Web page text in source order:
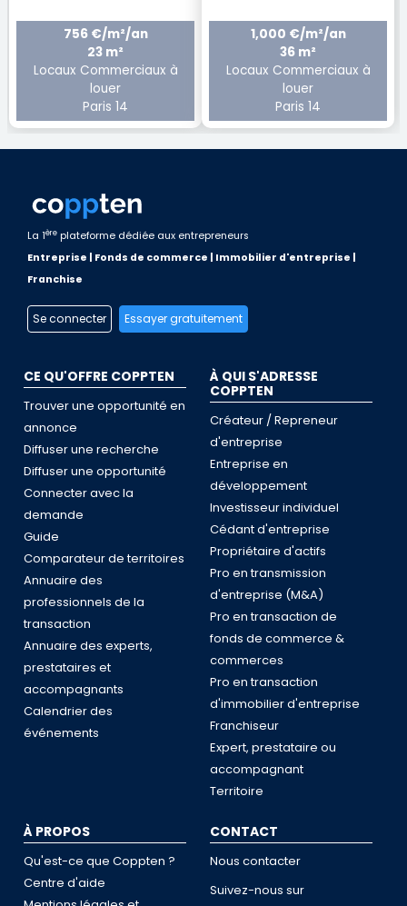
756 €/m²/an
23 m²
Locaux Commerciaux à
louer
Paris 14
1,000 €/m²/an
36 m²
Locaux Commerciaux à
louer
Paris 14
La 1ère plateforme dédiée aux entrepreneurs
Entreprise | Fonds de commerce | Immobilier d'entreprise |
Franchise
Se connecter Essayer gratuitement
CE QU'OFFRE COPPTEN
Trouver une opportunité en
annonce
Diffuser une recherche
Diffuser une opportunité
Connecter avec la
demande
Guide
Comparateur de territoires
Annuaire des
professionnels de la
transaction
Annuaire des experts,
prestataires et
accompagnants
Calendrier des
événements
À QUI S'ADRESSE
COPPTEN
Créateur / Repreneur
d'entreprise
Entreprise en
développement
Investisseur individuel
Cédant d'entreprise
Propriétaire d'actifs
Pro en transmission
d'entreprise (M&A)
Pro en transaction de
fonds de commerce &
commerces
Pro en transaction
d'immobilier d'entreprise
Franchiseur
Expert, prestataire ou
accompagnant
Territoire
À PROPOS
Qu'est-ce que Coppten ?
Centre d'aide
CONTACT
Nous contacter
Suivez-nous sur